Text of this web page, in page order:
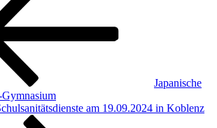
Japanische
am 19.09.2024 in Koblenz